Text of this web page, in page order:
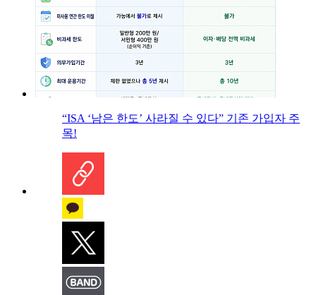
“ISA ‘남은 한도’ 사라질 수 있다” 기존 가입자 주
목!